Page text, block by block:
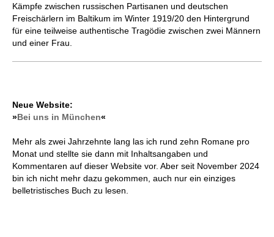
Kämpfe zwischen russischen Partisanen und deutschen
Freischärlern im Baltikum im Winter 1919/20 den Hintergrund
für eine teilweise authentische Tragödie zwischen zwei Männern
und einer Frau.
Neue Website:
»Bei uns in München«
Mehr als zwei Jahrzehnte lang las ich rund zehn Romane pro
Monat und stellte sie dann mit Inhaltsangaben und
Kommentaren auf dieser Website vor. Aber seit November 2024
bin ich nicht mehr dazu gekommen, auch nur ein einziges
belletristisches Buch zu lesen.